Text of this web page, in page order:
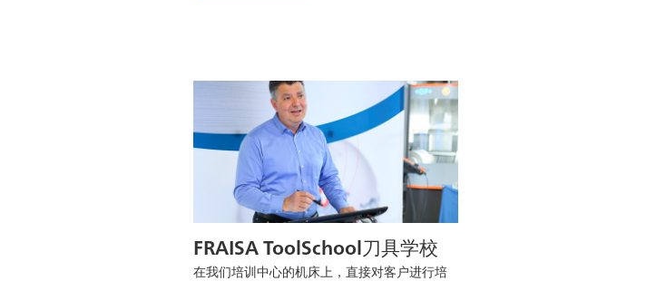
FRAISA ToolSchool刀具学校
在我们培训中心的机床上，直接对客户进行培